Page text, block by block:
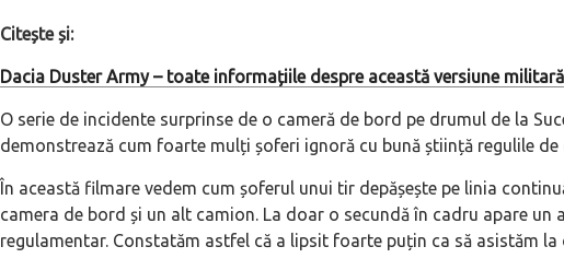
Citește și:
Dacia Duster Army – toate informațiile despre această versiune militară
O serie de incidente surprinse de o cameră de bord pe drumul de la
demonstrează cum foarte mulți șoferi ignoră cu bună știință regulile de
În această filmare vedem cum șoferul unui tir depășește pe linia
camera de bord și un alt camion. La doar o secundă în cadru apare un
regulamentar. Constatăm astfel că a lipsit foarte puțin ca să asistăm la